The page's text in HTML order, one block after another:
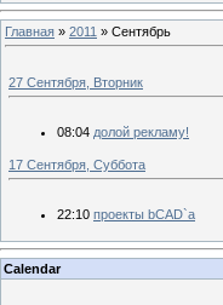
Главная » 2011 » Сентябрь
27 Сентября, Вторник
08:04 долой рекламу!
17 Сентября, Суббота
22:10 проекты bCAD`a
Calendar